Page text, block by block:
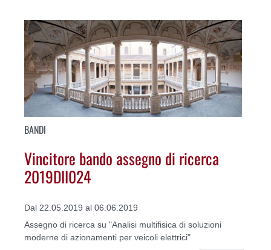
BANDI
Vincitore bando assegno di ricerca
2019DII024
Dal 22.05.2019 al 06.06.2019
Assegno di ricerca su "Analisi multifisica di soluzioni
moderne di azionamenti per veicoli elettrici"